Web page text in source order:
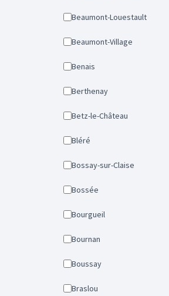
Beaumont-Louestault
Beaumont-Village
Benais
Berthenay
Betz-le-Château
Bléré
Bossay-sur-Claise
Bossée
Bourgueil
Bournan
Boussay
Braslou